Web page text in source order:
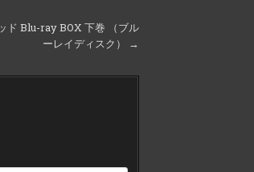
ド Blu-ray BOX 下巻 （ブル
ーレイディスク） →